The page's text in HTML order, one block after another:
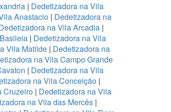
| Dedetizadora na Vila
Anastacio| Dedetizadora na
na Vila Arcadia |
| Dedetizadora na Vila
Vila Matilde| Dedetizadora na
na Vila Campo Grande
| Dedetizadora na Vila
na Vila Conceição|
Cruzeiro | Dedetizadora na Vila
na Vila das Mercês|